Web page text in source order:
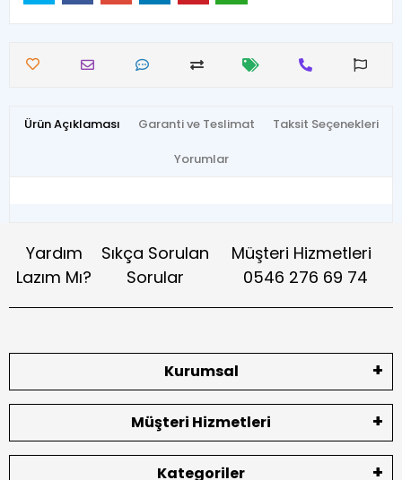
Ürün Açıklaması Garanti ve Teslimat Taksit Seçenekleri
Yorumlar
Yardım
Lazım Mı?
Sıkça Sorulan
Sorular
Müşteri Hizmetleri
0546 276 69 74
Kurumsal
Müşteri Hizmetleri
Kategoriler